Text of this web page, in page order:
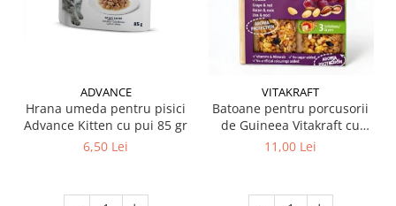
ADVANCE
Hrana umeda pentru pisici
Advance Kitten cu pui 85 gr
6,50 Lei
VITAKRAFT
Batoane pentru porcusorii
de Guineea Vitakraft cu
struguri & nuci 2 buc
11,00 Lei